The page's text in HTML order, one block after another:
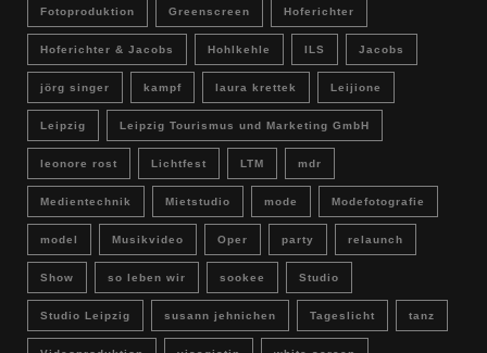
Fotoproduktion Greenscreen Hoferichter
Hoferichter & Jacobs Hohlkehle ILS Jacobs
jörg singer kampf laura krettek Leijione
Leipzig Leipzig Tourismus und Marketing GmbH
leonore rost Lichtfest LTM mdr
Medientechnik Mietstudio mode Modefotografie
model Musikvideo Oper party relaunch
Show so leben wir sookee Studio
Studio Leipzig susann jehnichen Tageslicht tanz